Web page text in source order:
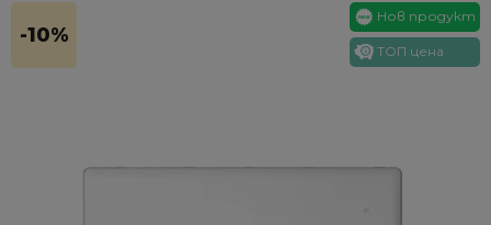
-10%
Нов продукт
ТОП цена